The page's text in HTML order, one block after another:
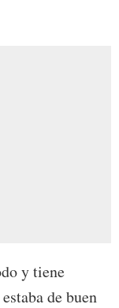
y tiene
de buen